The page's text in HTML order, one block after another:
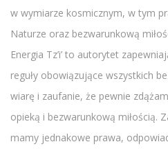
w wymiarze kosmicznym, w tym
Naturze oraz bezwarunkową
Energia Tz’i’ to autorytet
reguły obowiązujące wszystkich
wiarę i zaufanie, że pewnie
opieką i bezwarunkową miłością.
mamy jednakowe prawa,